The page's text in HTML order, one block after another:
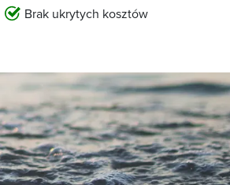
Brak ukrytych kosztów